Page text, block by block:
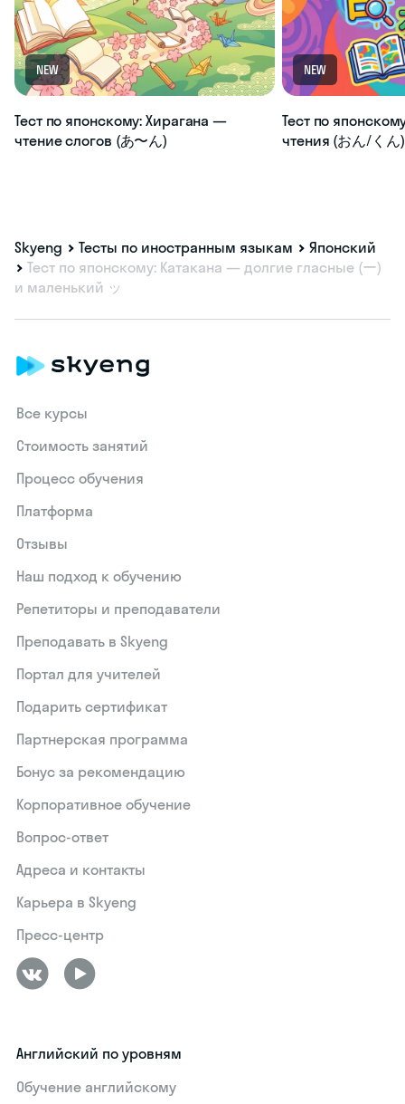
NEW
Тест по японскому: Хирагана —
чтение слогов (あ〜ん)
NEW
Тест по
чтения (おん/く
Skyeng Тесты по иностранным языкам
Японский
Тест по японскому: Катакана — долгие гласные (ー)
и маленький ッ
Все курсы
Стоимость занятий
Процесс обучения
Платформа
Отзывы
Наш подход к обучению
Репетиторы и преподаватели
Преподавать в Skyeng
Портал для учителей
Подарить сертификат
Партнерская программа
Бонус за рекомендацию
Корпоративное обучение
Вопрос-ответ
Адреса и контакты
Карьера в Skyeng
Пресс-центр
Английский по уровням
Обучение английскому